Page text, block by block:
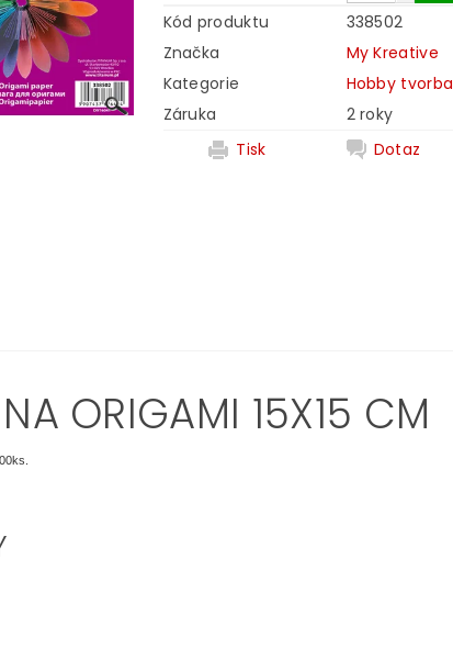
Kód produktu
338502
Značka
My Kreative
Kategorie
Hobby tvorba
Záruka
2 roky
Tisk
Dotaz
ORIGAMI 15X15 CM